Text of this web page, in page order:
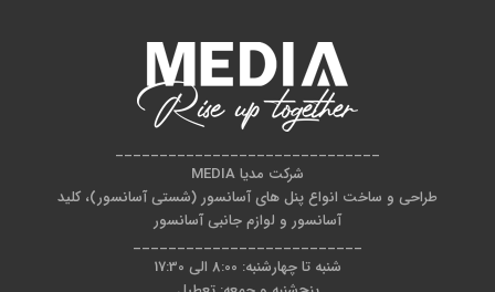
______________________________
شرکت مدیا MEDIA
طراحی و ساخت انواع پنل های آسانسور (شستی آسانسور)، کلید
آسانسور و لوازم جانبی آسانسور
__________________________
شنبه تا چهارشنبه: 8:00 الی 17:30